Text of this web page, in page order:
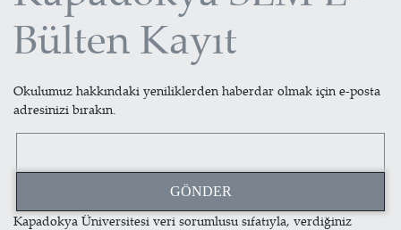
Bülten Kayıt
Okulumuz hakkındaki yeniliklerden haberdar olmak için e-posta
adresinizi bırakın.
Kapadokya Üniversitesi veri sorumlusu sıfatıyla, verdiğiniz